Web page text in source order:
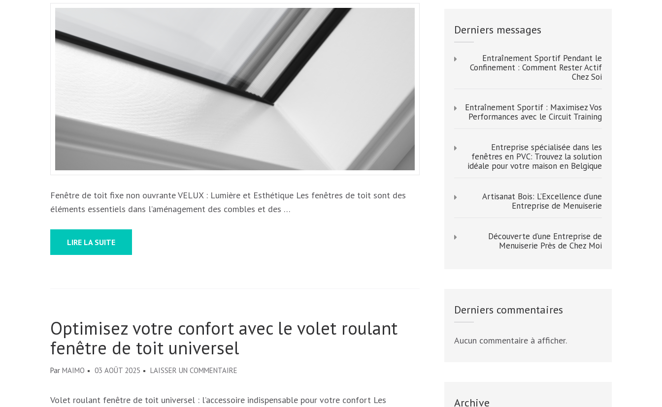
DE
OUVRANTE
VELUX
:
LUMIÈRE
Fenêtre de toit fixe non ouvrante VELUX : Lumière et Esthétique Les fenêtres de toit sont des
éléments essentiels dans l’aménagement des combles et des …
LIRE LA SUITE
Optimisez votre confort avec le volet roulant
fenêtre de toit universel
Par MAIMO 03 AOÛT 2025 LAISSER UN COMMENTAIRE
VOTRE
Volet roulant fenêtre de toit universel : l’accessoire indispensable pour votre confort Les
Derniers messages
Entraînement Sportif Pendant le
Confinement : Comment Rester Actif
Chez Soi
Entraînement Sportif : Maximisez Vos
Performances avec le Circuit Training
Entreprise spécialisée dans les
fenêtres en PVC: Trouvez la solution
idéale pour votre maison en Belgique
Artisanat Bois: L’Excellence d’une
Entreprise de Menuiserie
Découverte d’une Entreprise de
Menuiserie Près de Chez Moi
Derniers commentaires
Aucun commentaire à afficher.
Archive